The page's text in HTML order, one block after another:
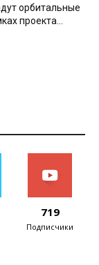
орбитальные
проекта
719
Подписчики